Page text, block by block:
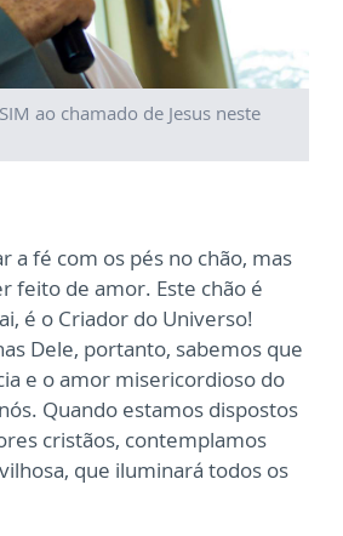
ao chamado de Jesus neste
a fé com os pés no chão, mas
feito de amor. Este chão é
é o Criador do Universo!
Dele, portanto, sabemos que
e o amor misericordioso do
Quando estamos dispostos
cristãos, contemplamos
que iluminará todos os